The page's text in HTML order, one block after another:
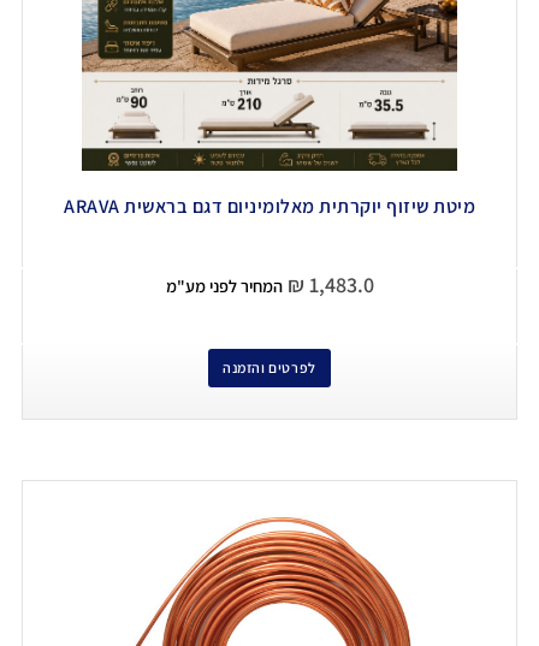
מיטת שיזוף יוקרתית מאלומיניום דגם בראשית ARAVA
₪ 1,483.0 המחיר לפני מע"מ
לפרטים והזמנה